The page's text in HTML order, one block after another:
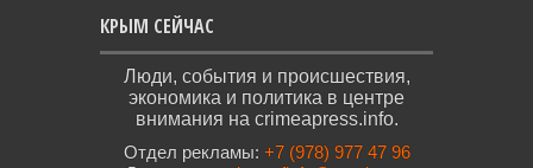
КРЫМ СЕЙЧАС
Люди, события и происшествия,
экономика и политика в центре
внимания на crimeapress.info.
Отдел рекламы: +7 (978) 977 47 96